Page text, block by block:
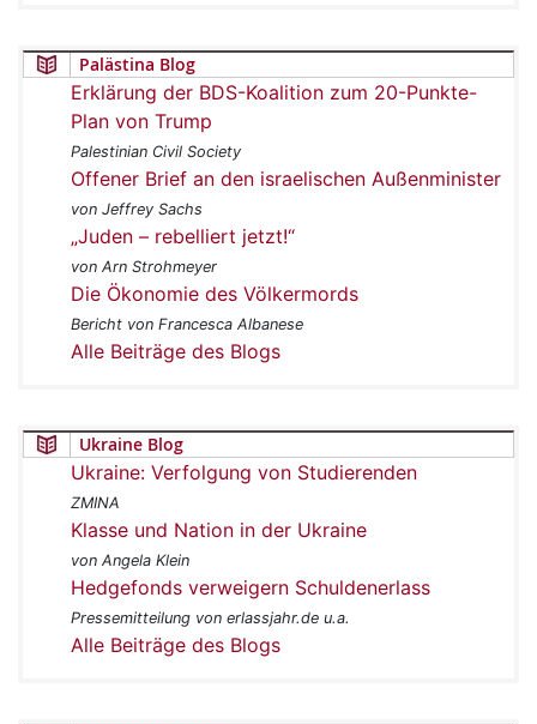
Palästina Blog
Erklärung der BDS-Koalition zum 20-Punkte-
Plan von Trump
Palestinian Civil Society
Offener Brief an den israelischen Außenminister
von Jeffrey Sachs
„Juden – rebelliert jetzt!“
von Arn Strohmeyer
Die Ökonomie des Völkermords
Bericht von Francesca Albanese
Alle Beiträge des Blogs
Ukraine Blog
Ukraine: Verfolgung von Studierenden
ZMINA
Klasse und Nation in der Ukraine
von Angela Klein
Hedgefonds verweigern Schuldenerlass
Pressemitteilung von erlassjahr.de u.a.
Alle Beiträge des Blogs